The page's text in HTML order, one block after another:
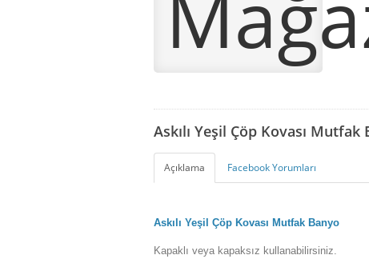
Askılı Yeşil Çöp Kovası
Açıklama Facebook Yorumları
Askılı Yeşil Çöp Kovası Mutfak Banyo
Kapaklı veya kapaksız kullanabilirsiniz.